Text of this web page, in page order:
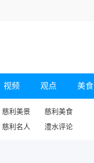
视频 观点 美食
慈利美景
慈利美食
慈利名人 澧水评论